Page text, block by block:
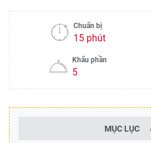
Chuẩn bị
15 phút
Khẩu phần
5
MỤC LỤC